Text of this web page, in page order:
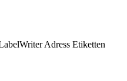
Adress Etiketten